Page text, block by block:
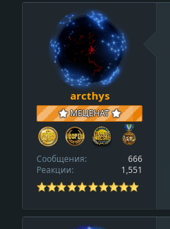
v
i
e
w
_
p
r
o
e
arcthys
МЕЦЕНАТ
Сообщения
666
Реакции
1,551